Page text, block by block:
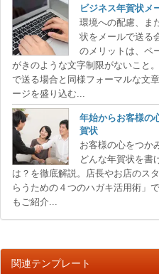
ビジネス年賀状メ
環境への配慮、ま
状をメールで送る
のメリットは、ペ
がきのような文字制限がないこと
で送る場合と同様フォーマルな文
ージを盛り込む...
年始からお客様の
賀状
お客様の心をつか
どんな年賀状を書
は？を徹底解説。店長やお店のス
らうための４つのハガキ活用術」
もご紹介...
関連テンプレート